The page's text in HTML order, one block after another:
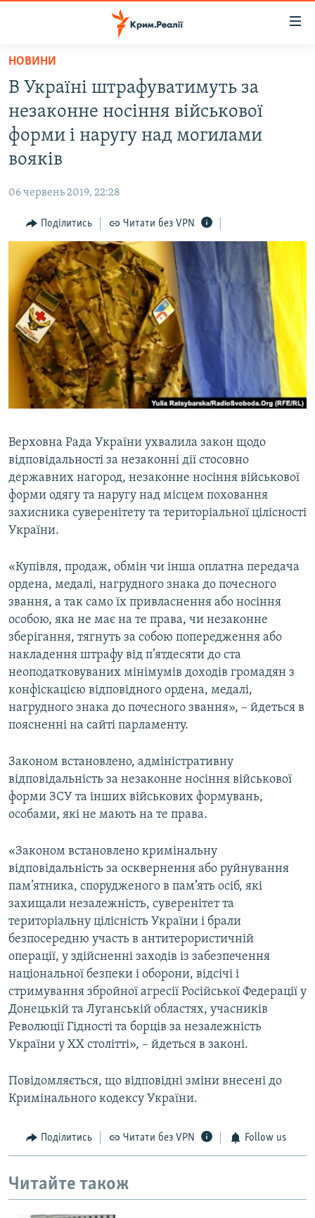
Перейти
основного
матеріалу
Перейти
до
основної
Перейти
пошуку
ВОДА.КРИМ
ВІДЕО ТА ФОТО
ПОЛІТИКА
ПОГЛЯД
ІНТЕРВ'Ю
ВСЕ ЗА ДЕНЬ
СПЕЦПРОЕКТИ
ДЕПОРТАЦІЯ
ВІДЕОУРОКИ «ELIFBE»
СВІДЧЕННЯ ОКУПАЦІЇ
УКРАЇНСЬКА ПРОБЛЕМА КРИМУ
ІНФОГРАФІКА
ЯК ОБІЙТИ БЛОКУВАННЯ
Русский
Qırımtatar
ДОЛУЧАЙСЯ!
Усі сайти RFE/RL
НОВИНИ
В Україні штрафуватимуть за
незаконне носіння військової
форми і наругу над могилами
вояків
06 червень 2019, 22:28
Поділитись Читати без VPN
Верховна Рада України ухвалила закон щодо
відповідальності за незаконні дії стосовно
державних нагород, незаконне носіння військової
форми одягу та наругу над місцем поховання
захисника суверенітету та територіальної цілісності
України.
«Купівля, продаж, обмін чи інша оплатна передача
ордена, медалі, нагрудного знака до почесного
звання, а так само їх привласнення або носіння
особою, яка не має на те права, чи незаконне
зберігання, тягнуть за собою попередження або
накладення штрафу від п’ятдесяти до ста
неоподатковуваних мінімумів доходів громадян з
конфіскацією відповідного ордена, медалі,
нагрудного знака до почесного звання», – йдеться в
поясненні на сайті парламенту.
Законом встановлено, адміністративну
відповідальність за незаконне носіння військової
форми ЗСУ та інших військових формувань,
особами, які не мають на те права.
«Законом встановлено кримінальну
відповідальність за осквернення або руйнування
пам’ятника, спорудженого в пам’ять осіб, які
захищали незалежність, суверенітет та
територіальну цілісність України і брали
безпосередню участь в антитерористичній
операції, у здійсненні заходів із забезпечення
національної безпеки і оборони, відсічі і
стримування збройної агресії Російської Федерації у
Донецькій та Луганській областях, учасників
Революції Гідності та борців за незалежність
України у XX столітті», – йдеться в законі.
Повідомляється, що відповідні зміни внесені до
Кримінального кодексу України.
Поділитись Читати без VPN Follow us
Читайте також